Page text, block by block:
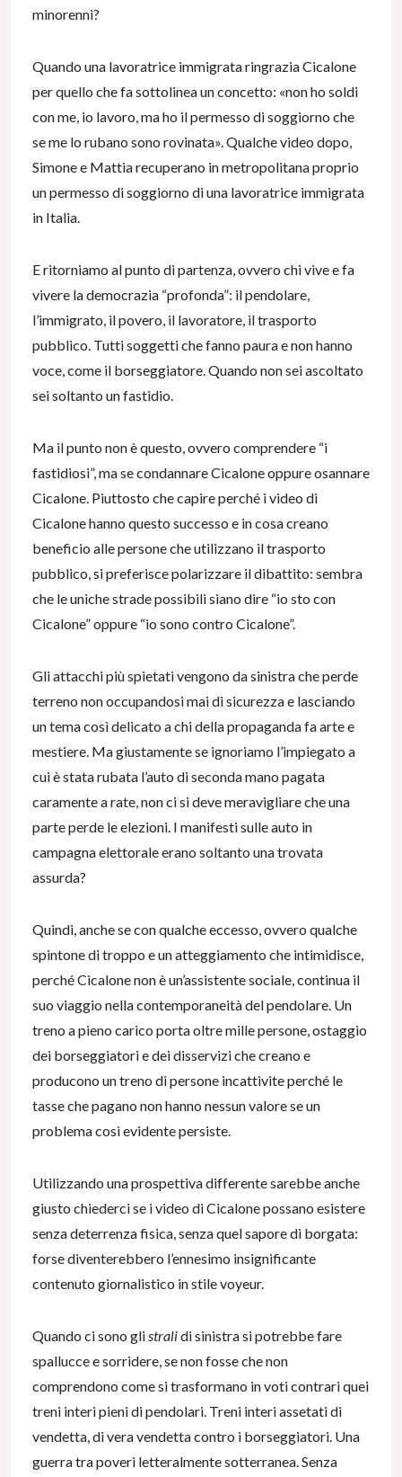
minorenni?
Quando una lavoratrice immigrata ringrazia Cicalone
per quello che fa sottolinea un concetto: «non ho soldi
con me, io lavoro, ma ho il permesso di soggiorno che
se me lo rubano sono rovinata». Qualche video dopo,
Simone e Mattia recuperano in metropolitana proprio
un permesso di soggiorno di una lavoratrice immigrata
in Italia.
E ritorniamo al punto di partenza, ovvero chi vive e fa
vivere la democrazia “profonda”: il pendolare,
l’immigrato, il povero, il lavoratore, il trasporto
pubblico. Tutti soggetti che fanno paura e non hanno
voce, come il borseggiatore. Quando non sei ascoltato
sei soltanto un fastidio.
Ma il punto non è questo, ovvero comprendere “i
fastidiosi”, ma se condannare Cicalone oppure osannare
Cicalone. Piuttosto che capire perché i video di
Cicalone hanno questo successo e in cosa creano
beneficio alle persone che utilizzano il trasporto
pubblico, si preferisce polarizzare il dibattito: sembra
che le uniche strade possibili siano dire “io sto con
Cicalone” oppure “io sono contro Cicalone”.
Gli attacchi più spietati vengono da sinistra che perde
terreno non occupandosi mai di sicurezza e lasciando
un tema così delicato a chi della propaganda fa arte e
mestiere. Ma giustamente se ignoriamo l’impiegato a
cui è stata rubata l’auto di seconda mano pagata
caramente a rate, non ci si deve meravigliare che una
parte perde le elezioni. I manifesti sulle auto in
campagna elettorale erano soltanto una trovata
assurda?
Quindi, anche se con qualche eccesso, ovvero qualche
spintone di troppo e un atteggiamento che intimidisce,
perché Cicalone non è un’assistente sociale, continua il
suo viaggio nella contemporaneità del pendolare. Un
treno a pieno carico porta oltre mille persone, ostaggio
dei borseggiatori e dei disservizi che creano e
producono un treno di persone incattivite perché le
tasse che pagano non hanno nessun valore se un
problema così evidente persiste.
Utilizzando una prospettiva differente sarebbe anche
giusto chiederci se i video di Cicalone possano esistere
senza deterrenza fisica, senza quel sapore di borgata:
forse diventerebbero l’ennesimo insignificante
contenuto giornalistico in stile voyeur.
Quando ci sono glistralidi sinistra si potrebbe fare
spallucce e sorridere, se non fosse che non
comprendono come si trasformano in voti contrari quei
treni interi pieni di pendolari. Treni interi assetati di
vendetta, di vera vendetta contro i borseggiatori. Una
guerra tra poveri letteralmente sotterranea. Senza